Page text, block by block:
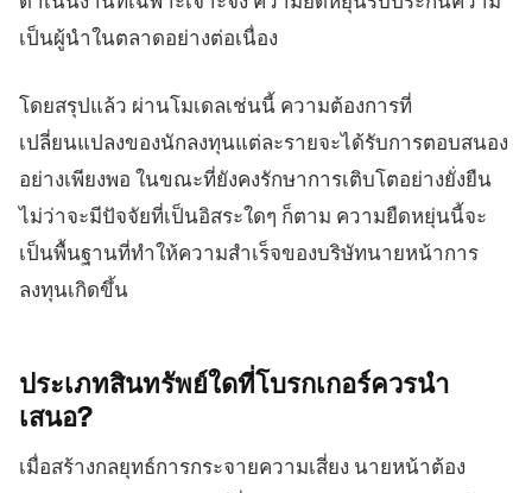
เป็นผู้นำในตลาดอย่างต่อเนื่อง
โดยสรุปแล้ว ผ่านโมเดลเช่นนี้ ความต้องการที่
เปลี่ยนแปลงของนักลงทุนแต่ละรายจะได้รับการตอบสนอง
อย่างเพียงพอ ในขณะที่ยังคงรักษาการเติบโตอย่างยั่งยืน
ไม่ว่าจะมีปัจจัยที่เป็นอิสระใดๆ ก็ตาม ความยืดหยุ่นนี้จะ
เป็นพื้นฐานที่ทำให้ความสำเร็จของบริษัทนายหน้าการ
ลงทุนเกิดขึ้น
ประเภทสินทรัพย์ใดที่โบรกเกอร์ควรนำ
เสนอ?
เมื่อสร้างกลยุทธ์การกระจายความเสี่ยง นายหน้าต้อง